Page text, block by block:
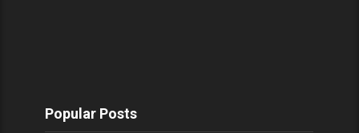
Popular Posts